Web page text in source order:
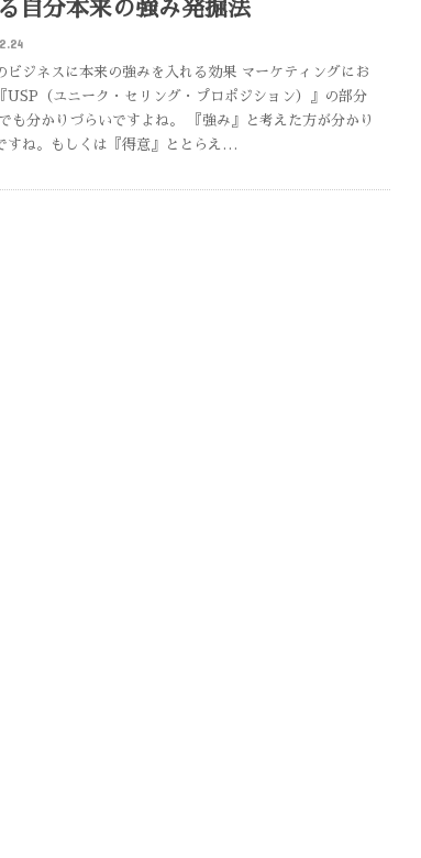
自分本来の強み発掘法
ビジネスに本来の強みを入れる効果 マーケティングにお
USP（ユニーク・セリング・プロポジション）』の部分
も分かりづらいですよね。 『強み』と考えた方が分かり
すね。もしくは『得意』ととらえ…